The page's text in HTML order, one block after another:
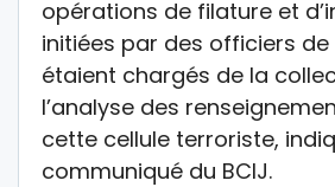
opérations de filature et
initiées par des officiers
étaient chargés de la
l’analyse des
cette cellule terroriste,
communiqué du BCIJ.